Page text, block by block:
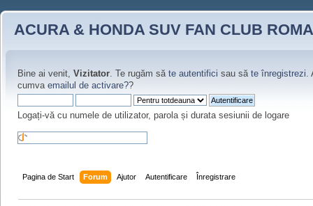
ACURA & HONDA SUV FAN CLUB
Bine ai venit, Vizitator. Te rugăm să te autentifici sau să te înregistrezi.
cumva emailul de activare??
Logați-vă cu numele de utilizator, parola și durata sesiunii de logare
Pagina de Start Forum Ajutor Autentificare Înregistrare